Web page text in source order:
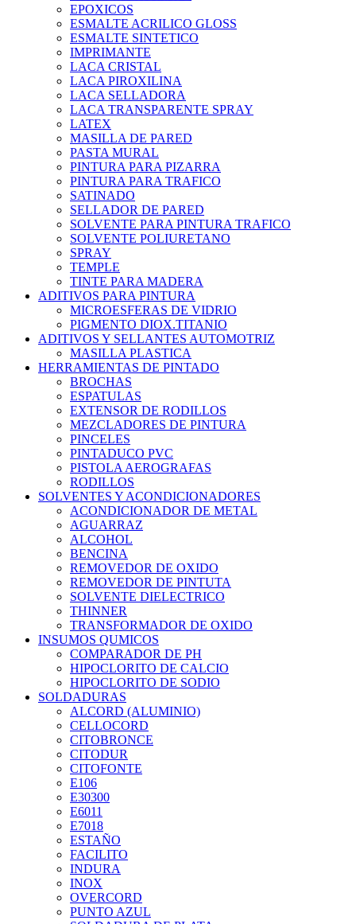
EPOXICOS
ESMALTE ACRILICO GLOSS
ESMALTE SINTETICO
IMPRIMANTE
LACA CRISTAL
LACA PIROXILINA
LACA SELLADORA
LACA TRANSPARENTE SPRAY
LATEX
MASILLA DE PARED
PASTA MURAL
PINTURA PARA PIZARRA
PINTURA PARA TRAFICO
SATINADO
SELLADOR DE PARED
SOLVENTE PARA PINTURA TRAFICO
SOLVENTE POLIURETANO
SPRAY
TEMPLE
TINTE PARA MADERA
ADITIVOS PARA PINTURA
MICROESFERAS DE VIDRIO
PIGMENTO DIOX.TITANIO
ADITIVOS Y SELLANTES AUTOMOTRIZ
MASILLA PLASTICA
HERRAMIENTAS DE PINTADO
BROCHAS
ESPATULAS
EXTENSOR DE RODILLOS
MEZCLADORES DE PINTURA
PINCELES
PINTADUCO PVC
PISTOLA AEROGRAFAS
RODILLOS
SOLVENTES Y ACONDICIONADORES
ACONDICIONADOR DE METAL
AGUARRAZ
ALCOHOL
BENCINA
REMOVEDOR DE OXIDO
REMOVEDOR DE PINTUTA
SOLVENTE DIELECTRICO
THINNER
TRANSFORMADOR DE OXIDO
INSUMOS QUMICOS
COMPARADOR DE PH
HIPOCLORITO DE CALCIO
HIPOCLORITO DE SODIO
SOLDADURAS
ALCORD (ALUMINIO)
CELLOCORD
CITOBRONCE
CITODUR
CITOFONTE
E106
E30300
E6011
E7018
ESTAÑO
FACILITO
INDURA
INOX
OVERCORD
PUNTO AZUL